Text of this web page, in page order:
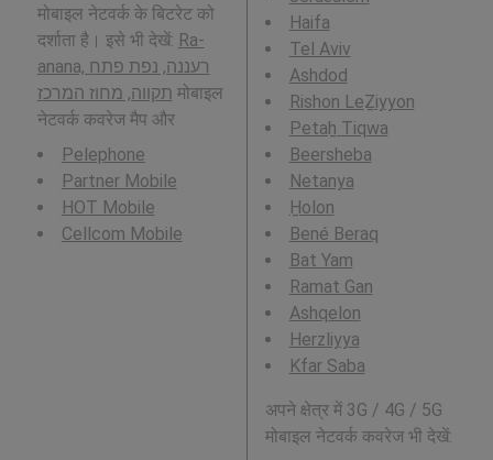
मोबाइल नेटवर्क के बिटरेट को
दर्शाता है। इसे भी देखें: Ra-
anana, רעננה, נפת פתח
תקווה, מחוז המרכז मोबाइल
नेटवर्क कवरेज मैप और
Pelephone
Partner Mobile
HOT Mobile
Cellcom Mobile
Haifa
Tel Aviv
Ashdod
Rishon LeẔiyyon
Petaẖ Tiqwa
Beersheba
Netanya
H̱olon
Bené Beraq
Bat Yam
Ramat Gan
Ashqelon
Herzliyya
Kfar Saba
अपने क्षेत्र में 3G / 4G / 5G
मोबाइल नेटवर्क कवरेज भी देखें: